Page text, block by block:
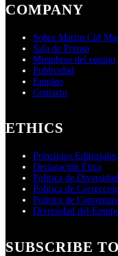
COMPANY
Sobre Martin Cid
Sala de Prensa
Miembros del equipo
Publicidad
Empleo
Contacto
ETHICS
Principios Editoriales
Declaración Ética
Política de Diversidad
Política de
Política de
Diversidad del
SUBSCRIBE